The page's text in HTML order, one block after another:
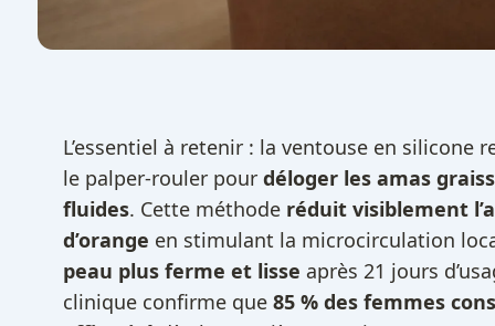
L’essentiel à retenir : la ventouse en silicone
le palper-rouler pour déloger les amas
fluides. Cette méthode réduit visiblement
d’orange en stimulant la microcirculation
peau plus ferme et lisse après 21 jours
clinique confirme que 85 % des femmes